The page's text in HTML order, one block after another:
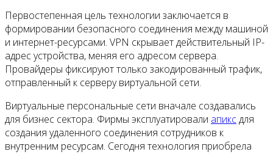
Первостепенная цель технологии заключается в
формировании безопасного соединения между машиной
и интернет-ресурсами. VPN скрывает действительный IP-
адрес устройства, меняя его адресом сервера.
Провайдеры фиксируют только закодированный трафик,
отправленный к серверу виртуальной сети.
Виртуальные персональные сети вначале создавались
для бизнес сектора. Фирмы эксплуатировали апиксдля
создания удаленного соединения сотрудников к
внутренним ресурсам. Сегодня технология приобрела